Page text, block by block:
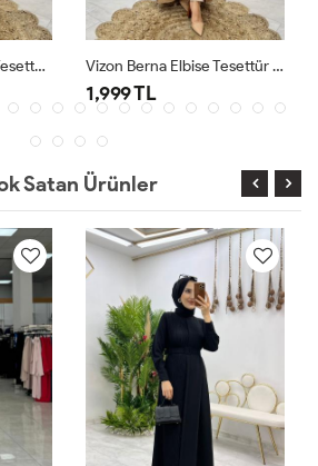
Kiremit Berna Elbise Tesettür Giyim Vizon Berna Elbise Tesettür Giyim
1,999 TL
Satan Ürünler